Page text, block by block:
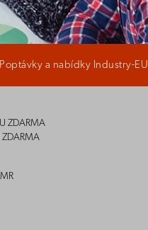
Poptávky a nabídky Industry-EU
ZDARMA
ZDARMA